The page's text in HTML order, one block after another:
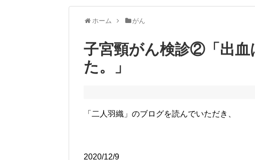
ホーム がん
子宮頸がん検診②「出血
た。」
「二人羽織」のブログを読んでいただき、
2020/12/9